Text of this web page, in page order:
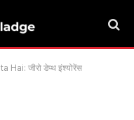
जीरो डेप्थ इंश्योरेंस